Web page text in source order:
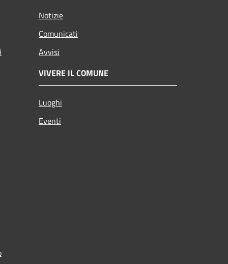
Notizie
Comunicati
Avvisi
VIVERE IL COMUNE
Luoghi
Eventi